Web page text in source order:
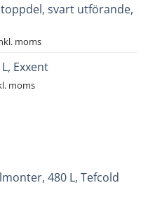
priset
svart utförande,
moms
Exxent
moms
480 L, Tefcold